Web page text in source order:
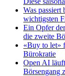
Was
wichtigsten
Ein Opfer
die zweite
«Buy to let»
Bürokratie
Open AI
Börsengang